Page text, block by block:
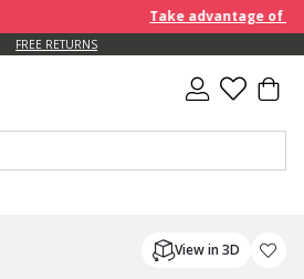
Take advantage of an
FREE RETURNS
View in 3D